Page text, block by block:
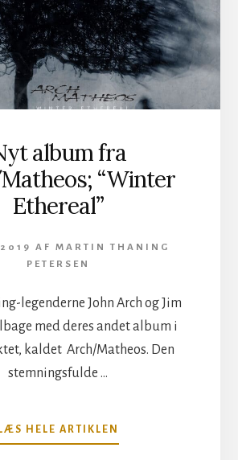
HELDIGVIS
SAMTIDIG
TIDLØS
album fra
“Winter
Ethereal”
AF MARTIN THANING
PETERSEN
legenderne John Arch og Jim
med deres andet album i
kaldet Arch/Matheos. Den
stemningsfulde …
LÆS HELE ARTIKLEN
NYT